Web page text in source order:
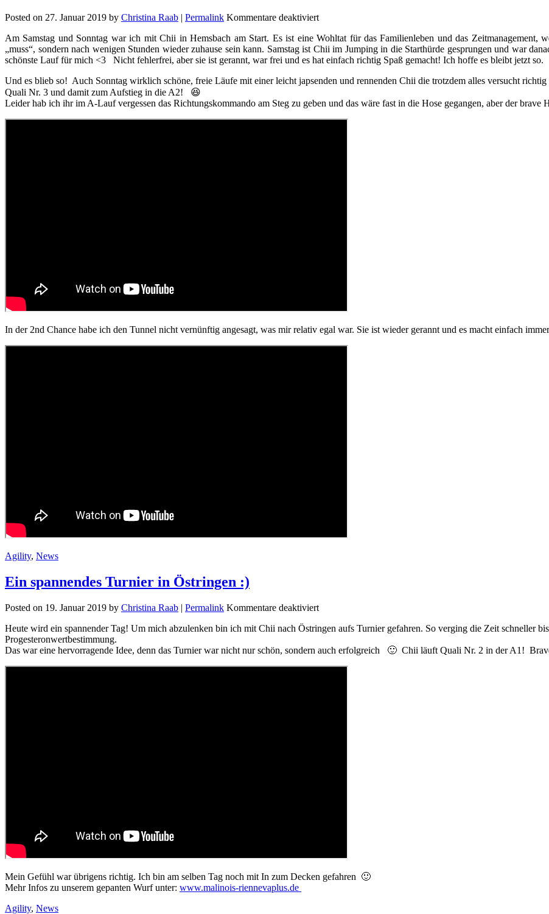
Posted on 27. Januar 2019 by Christina Raab | Permalink Kommentare deaktiviertfür
sind
toll!
Am Samstag und Sonntag war ich mit Chii in Hemsbach am Start. Es ist eine Wohltat für das Familienleben und das Zeitmanagement,
„muss“, sondern nach wenigen Stunden wieder zuhause sein kann. Samstag ist Chii im Jumping in die Starthürde gesprungen und war
schönste Lauf für mich <3 Nicht fehlerfrei, aber sie ist gerannt, war frei und es hat einfach richtig Spaß gemacht! Ich hoffe es bleibt jetzt so.
Und es blieb so! Auch Sonntag wirklich schöne, freie Läufe mit einer leicht japsenden und rennenden Chii die trotzdem alles versucht
Quali Nr. 3 und damit zum Aufstieg in die A2! 😆
Leider hab ich ihr im A-Lauf vergessen das Richtungskommando am Steg zu geben und das wäre fast in die Hose gegangen, aber der brave
In der 2nd Chance habe ich den Tunnel nicht vernünftig angesagt, was mir relativ egal war. Sie ist wieder gerannt und es macht einfach
Agility, News
Ein spannendes Turnier in Östringen :)
Posted on 19. Januar 2019 by Christina Raab | Permalink Kommentare deaktiviertfür
spannendes
in
Heute wird ein spannender Tag! Um mich abzulenken bin ich mit Chii nach Östringen aufs Turnier gefahren. So verging die Zeit schneller
Progesteronwertbestimmung.
Das war eine hervorragende Idee, denn das Turnier war nicht nur schön, sondern auch erfolgreich 🙂 Chii läuft Quali Nr. 2 in der A1!
Mein Gefühl war übrigens richtig. Ich bin am selben Tag noch mit In zum Decken gefahren 🙂
Mehr Infos zu unserem gepanten Wurf unter: www.malinois-riennevaplus.de
Agility, News